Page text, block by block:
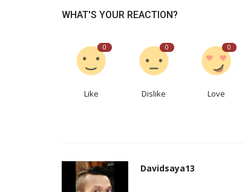
WHAT'S YOUR REACTION?
0
Like
0
Dislike
0
Love
Davidsaya13